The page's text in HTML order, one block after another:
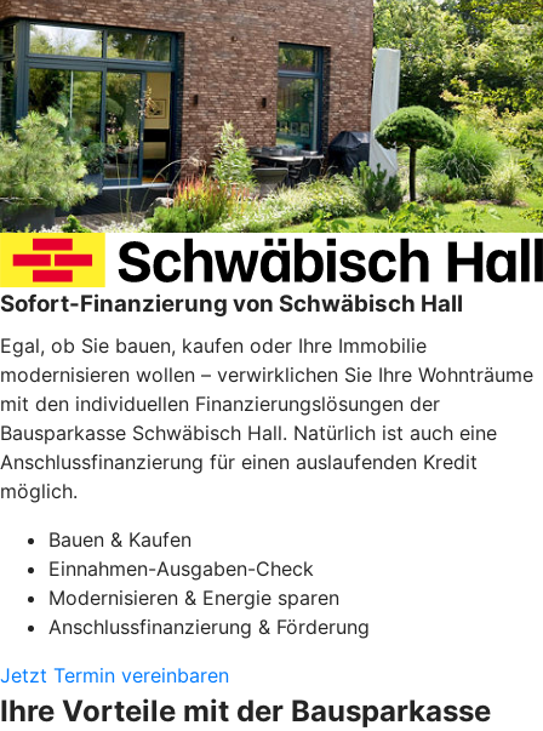
Sofort-Finanzierung von Schwäbisch Hall
Egal, ob Sie bauen, kaufen oder Ihre Immobilie
modernisieren wollen – verwirklichen Sie Ihre Wohnträume
mit den individuellen Finanzierungslösungen der
Bausparkasse Schwäbisch Hall. Natürlich ist auch eine
Anschlussfinanzierung für einen auslaufenden Kredit
möglich.
Bauen & Kaufen
Einnahmen-Ausgaben-Check
Modernisieren & Energie sparen
Anschlussfinanzierung & Förderung
Jetzt Termin vereinbaren
Ihre Vorteile mit der Bausparkasse